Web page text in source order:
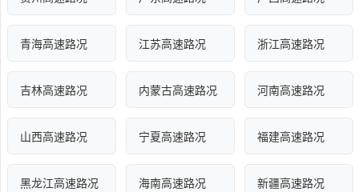
青海高速路况 江苏高速路况 浙江高速路况
吉林高速路况 内蒙古高速路况 河南高速路况
山西高速路况 宁夏高速路况 福建高速路况
黑龙江高速路况 海南高速路况 新疆高速路况